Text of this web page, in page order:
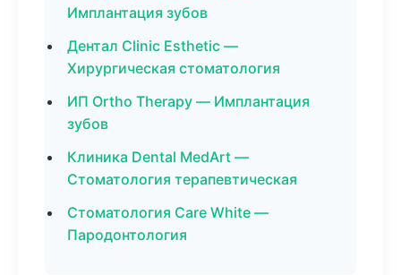
Имплантация зубов
Дентал Clinic Esthetic —
Хирургическая стоматология
ИП Ortho Therapy — Имплантация
зубов
Клиника Dental MedArt —
Стоматология терапевтическая
Стоматология Care White —
Пародонтология